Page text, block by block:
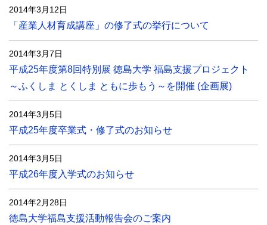
2014年3月12日
「産業人材育成講座」の修了式の挙行について
2014年3月7日
平成25年度第8回特別展 徳島大学 福島支援プロジェクト
～ふくしま とくしま ともに歩もう～を開催 (企画展)
2014年3月5日
平成25年度卒業式・修了式のお知らせ
2014年3月5日
平成26年度入学式のお知らせ
2014年2月28日
徳島大学福島支援活動報告会のご案内